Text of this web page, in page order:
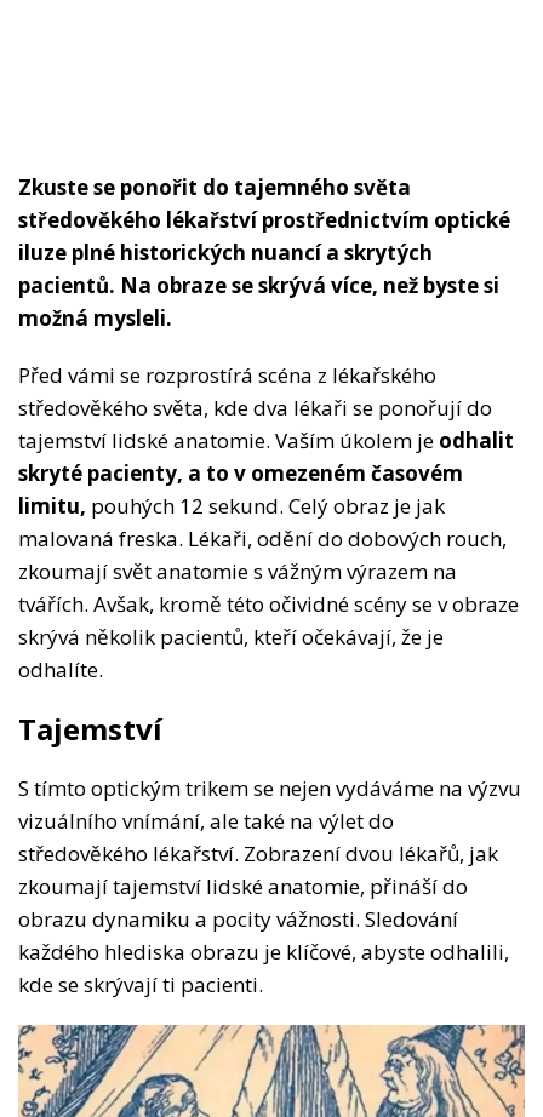
Zkuste se ponořit do tajemného světa
středověkého lékařství prostřednictvím optické
iluze plné historických nuancí a skrytých
pacientů. Na obraze se skrývá více, než byste si
možná mysleli.
Před vámi se rozprostírá scéna z lékařského
středověkého světa, kde dva lékaři se ponořují do
tajemství lidské anatomie. Vaším úkolem je odhalit
skryté pacienty, a to v omezeném časovém
limitu, pouhých 12 sekund. Celý obraz je jak
malovaná freska. Lékaři, odění do dobových rouch,
zkoumají svět anatomie s vážným výrazem na
tvářích. Avšak, kromě této očividné scény se v obraze
skrývá několik pacientů, kteří očekávají, že je
odhalíte.
Tajemství
S tímto optickým trikem se nejen vydáváme na výzvu
vizuálního vnímání, ale také na výlet do
středověkého lékařství. Zobrazení dvou lékařů, jak
zkoumají tajemství lidské anatomie, přináší do
obrazu dynamiku a pocity vážnosti. Sledování
každého hlediska obrazu je klíčové, abyste odhalili,
kde se skrývají ti pacienti.